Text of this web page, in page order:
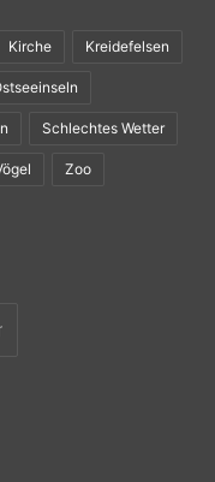
Kirche Kreidefelsen
Schlechtes Wetter
Zoo